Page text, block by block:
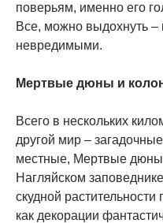
поверьям, именно его
Все, можно выдохнуть
невредимыми.
Мертвые дюны и
Всего в нескольких
другой мир –
местные, Мертвые
Нагляйcком
скудной
как декорации